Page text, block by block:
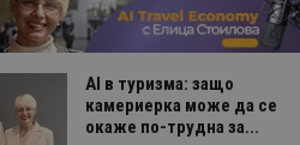
AI в туризма: защо
камериерка може да се
окаже по-трудна за...